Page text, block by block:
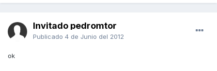
Invitado pedromtor
Publicado 4 de Junio del 2012
ok